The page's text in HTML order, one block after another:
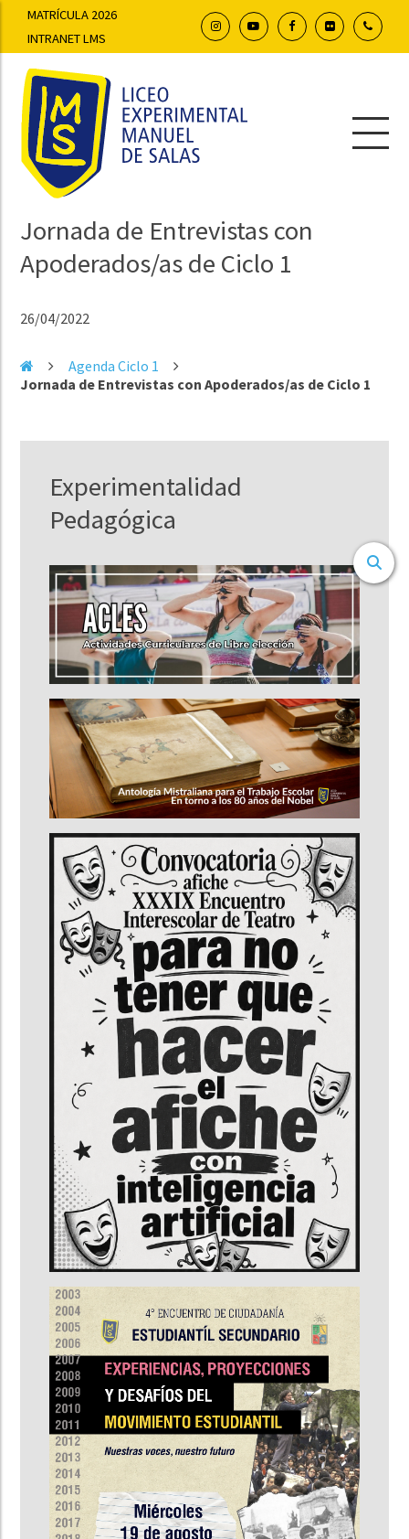
MATRÍCULA 2026
INTRANET LMS
Jornada de Entrevistas con
Apoderados/as de Ciclo 1
26/04/2022
Agenda Ciclo 1
Jornada de Entrevistas con Apoderados/as de Ciclo 1
Experimentalidad
Pedagógica